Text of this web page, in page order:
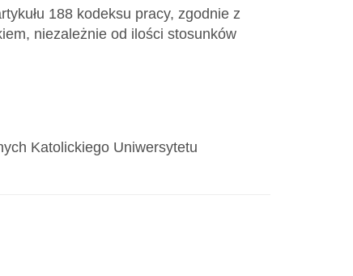
188 kodeksu pracy, zgodnie z
niezależnie od ilości stosunków
Katolickiego Uniwersytetu